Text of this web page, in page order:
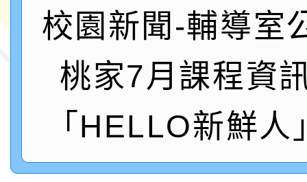
「2026年『王牌愛／
成果展」
2026城鎮韌性防空演習
桃園市大溪自造教育
年八月份教師研習
國立成功大學辦理「台
融平台-教案暨教學示
115學年度「學習扶助
校園新聞-輔導室
桃家7月課程資
「HELLO新鮮人